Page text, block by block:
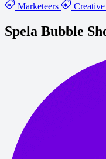
Marketeers
Spela Bubble